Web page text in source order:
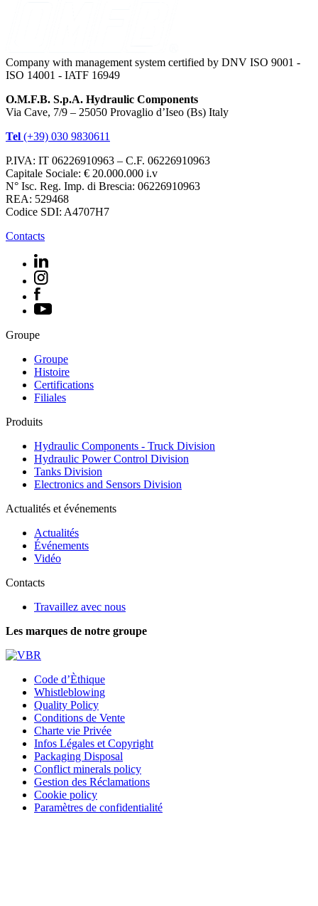
Company with management system certified by DNV ISO 9001 -
ISO 14001 - IATF 16949
O.M.F.B. S.p.A. Hydraulic Components
Via Cave, 7/9 – 25050 Provaglio d’Iseo (Bs) Italy
Tel (+39) 030 9830611
P.IVA: IT 06226910963 – C.F. 06226910963
Capitale Sociale: € 20.000.000 i.v
N° Isc. Reg. Imp. di Brescia: 06226910963
REA: 529468
Codice SDI: A4707H7
Contacts
Groupe
Groupe
Histoire
Certifications
Filiales
Produits
Hydraulic Components - Truck Division
Hydraulic Power Control Division
Tanks Division
Electronics and Sensors Division
Actualités et événements
Actualités
Événements
Vidéo
Contacts
Travaillez avec nous
Les marques de notre groupe
Code d’Èthique
Whistleblowing
Quality Policy
Conditions de Vente
Charte vie Privée
Infos Légales et Copyright
Packaging Disposal
Conflict minerals policy
Gestion des Réclamations
Cookie policy
Paramètres de confidentialité